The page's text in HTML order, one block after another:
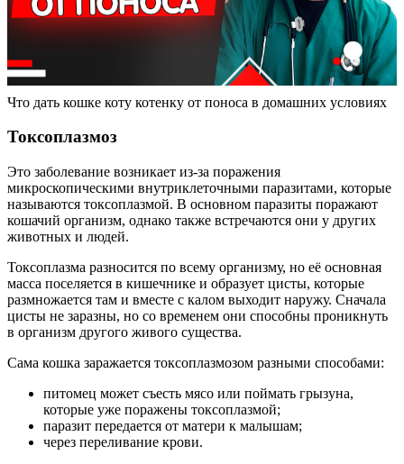
Что дать кошке коту котенку от поноса в домашних условиях
Токсоплазмоз
Это заболевание возникает из-за поражения
микроскопическими внутриклеточными паразитами, которые
называются токсоплазмой. В основном паразиты поражают
кошачий организм, однако также встречаются они у других
животных и людей.
Токсоплазма разносится по всему организму, но её основная
масса поселяется в кишечнике и образует цисты, которые
размножается там и вместе с калом выходит наружу. Сначала
цисты не заразны, но со временем они способны проникнуть
в организм другого живого существа.
Сама кошка заражается токсоплазмозом разными способами:
питомец может съесть мясо или поймать грызуна,
которые уже поражены токсоплазмой;
паразит передается от матери к малышам;
через переливание крови.